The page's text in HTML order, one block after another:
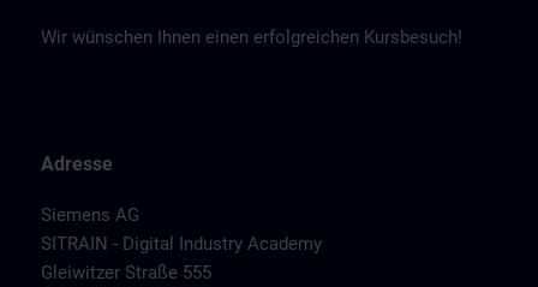
Wir wünschen Ihnen einen erfolgreichen Kursbesuch!
Adresse
Siemens AG
SITRAIN - Digital Industry Academy
Gleiwitzer Straße 555